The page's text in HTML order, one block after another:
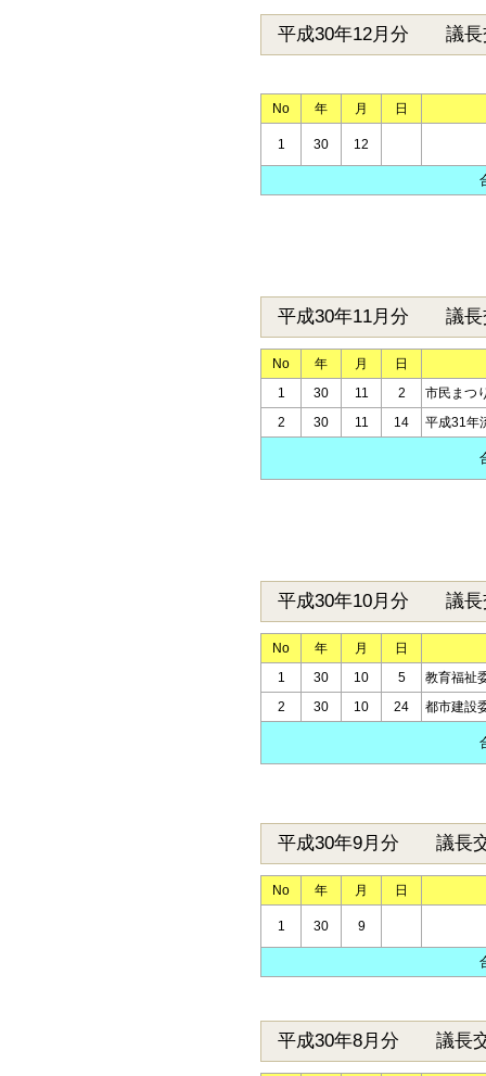
平成30年12月分 議長
No 年 月 日
1 30 12
平成30年11月分 議長
No 年 月
日
1
30 11 2
市民まつ
2
30 11 14 平成31年
平成30年10月分 議長
No 年 月
日
1
30 10 5
教育福祉
2
30 10 24 都市建設
平成30年9月分 議長
No 年 月 日
1 30 9
平成30年8月分 議長